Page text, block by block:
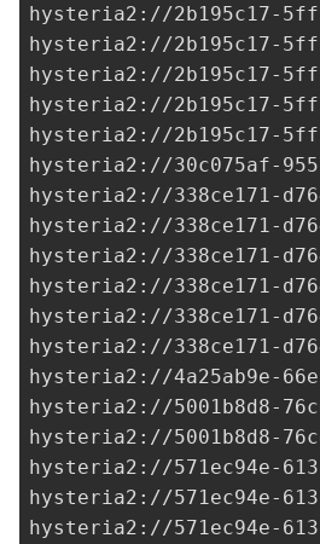
hysteria2://2b195c17-
hysteria2://2b195c17-
hysteria2://2b195c17-
hysteria2://2b195c17-
hysteria2://2b195c17-
hysteria2://30c075af-
hysteria2://338ce171-
hysteria2://338ce171-
hysteria2://338ce171-
hysteria2://338ce171-
hysteria2://338ce171-
hysteria2://338ce171-
hysteria2://4a25ab9e-
hysteria2://5001b8d8-
hysteria2://5001b8d8-
hysteria2://571ec94e-
hysteria2://571ec94e-
hysteria2://571ec94e-